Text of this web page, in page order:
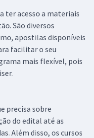
ter acesso a materiais
São diversos
apostilas disponíveis
facilitar o seu
mais flexível, pois
precisa sobre
do edital até as
Além disso, os cursos